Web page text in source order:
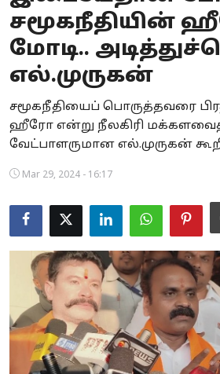
Business
Crime
National
Spirituality
Weather
Politics
சமூகநீதியின்
மோடி..
எல்.முருகன்
சமூகநீதியைப் பொருத்தவரை
ஹீரோ என்று நீலகிரி
வேட்பாளருமான எல்.முருகன்
Mar 29, 2024 - 16:17